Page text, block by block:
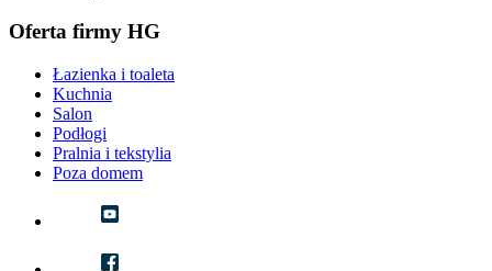
Oferta firmy HG
Łazienka i toaleta
Kuchnia
Salon
Podłogi
Pralnia i tekstylia
Poza domem